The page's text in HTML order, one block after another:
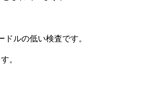
ルの低い検査です。
。